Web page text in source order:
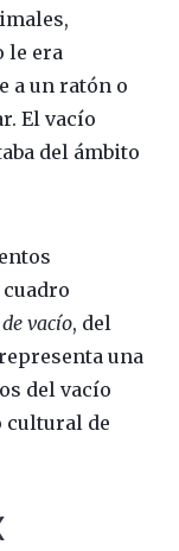
le era
a un ratón o
El vacío
del ámbito
vacío, del
una
del vacío
cultural de